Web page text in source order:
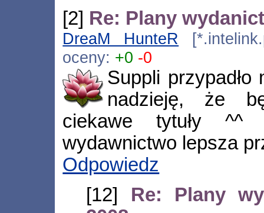
[2] Re: Plany
DreaM HunteR
oceny: +0 -0
Suppli
nadzieję, że
ciekawe tytuły
wydawnictwo lepsza
Odpowiedz
[12] Re: Plany